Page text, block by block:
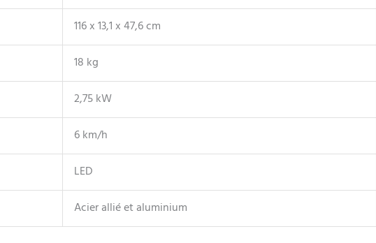
116 x 13,1 x 47,6 cm
18 kg
2,75 kW
6 km/h
LED
Acier allié et aluminium